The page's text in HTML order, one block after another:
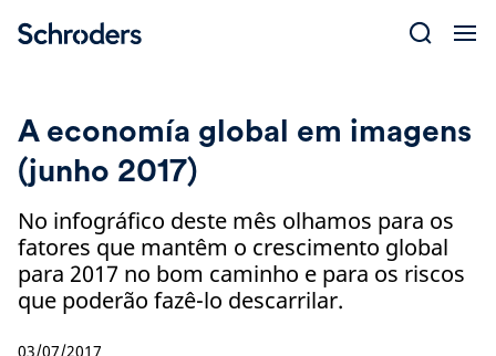
A economía global em imagens
(junho 2017)
No infográfico deste mês olhamos para os
fatores que mantêm o crescimento global
para 2017 no bom caminho e para os riscos
que poderão fazê-lo descarrilar.
03/07/2017